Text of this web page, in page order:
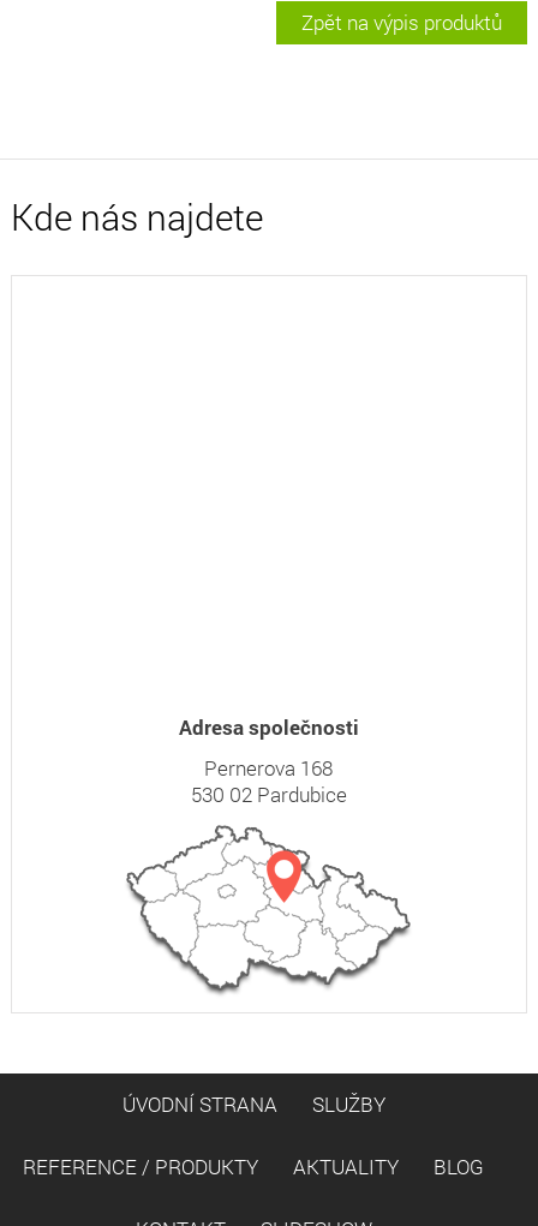
Zpět na výpis produktů
Kde nás najdete
Adresa společnosti
Pernerova 168
530 02 Pardubice
ÚVODNÍ STRANA SLUŽBY
REFERENCE / PRODUKTY AKTUALITY BLOG